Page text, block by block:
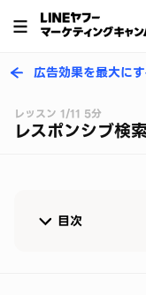
広告効果を最大に
レッスン 1/11 5分
レスポンシブ検
目次